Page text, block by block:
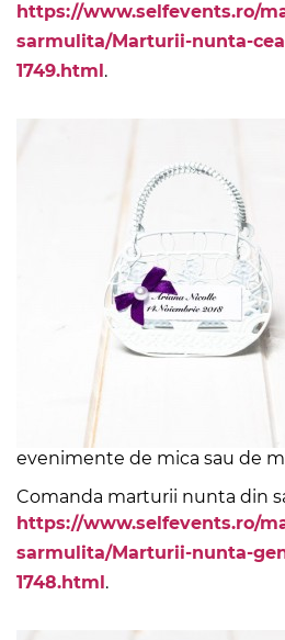
https://www.selfevents.ro/
sarmulita/Marturii-nunta-
1749.html.
evenimente de mica sau de
Comanda marturii nunta din
https://www.selfevents.ro/
sarmulita/Marturii-nunta-
1748.html.